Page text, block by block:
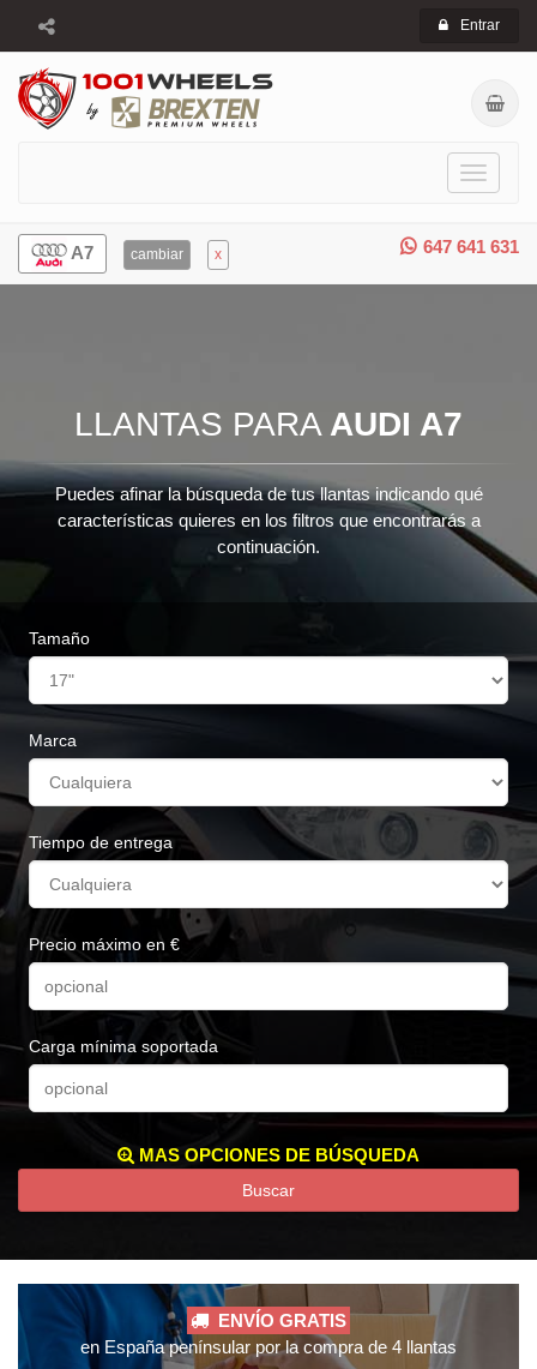
Entrar
Toggle
647 641 631
A7 cambiar x
LLANTAS PARA AUDI A7
Puedes afinar la búsqueda de tus llantas indicando qué
características quieres en los filtros que encontrarás a
continuación.
Tamaño
Marca
Tiempo de entrega
Precio máximo en €
Carga mínima soportada
MAS OPCIONES DE BÚSQUEDA
Buscar
ENVÍO GRATIS
en España penínsular por la compra de 4 llantas